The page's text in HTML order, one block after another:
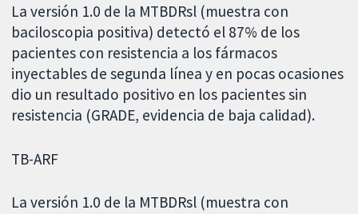
La versión 1.0 de la MTBDRsl (muestra con
baciloscopia positiva) detectó el 87% de los
pacientes con resistencia a los fármacos
inyectables de segunda línea y en pocas ocasiones
dio un resultado positivo en los pacientes sin
resistencia (GRADE, evidencia de baja calidad).
TB-ARF
La versión 1.0 de la MTBDRsl (muestra con